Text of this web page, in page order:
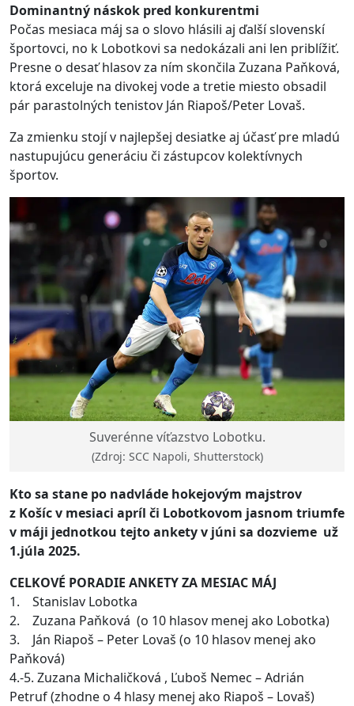
Dominantný náskok pred konkurentmi
Počas mesiaca máj sa o slovo hlásili aj ďalší slovenskí
športovci, no k Lobotkovi sa nedokázali ani len priblížiť.
Presne o desať hlasov za ním skončila Zuzana Paňková,
ktorá exceluje na divokej vode a tretie miesto obsadil
pár parastolných tenistov Ján Riapoš/Peter Lovaš.
Za zmienku stojí v najlepšej desiatke aj účasť pre mladú
nastupujúcu generáciu či zástupcov kolektívnych
športov.
Suverénne víťazstvo Lobotku.
(Zdroj: SCC Napoli, Shutterstock)
Kto sa stane po nadvláde hokejovým majstrov
z Košíc v mesiaci apríl či Lobotkovom jasnom triumfe
v máji jednotkou tejto ankety v júni sa dozvieme už
1.júla 2025.
CELKOVÉ PORADIE ANKETY ZA MESIAC MÁJ
1. Stanislav Lobotka
2. Zuzana Paňková (o 10 hlasov menej ako Lobotka)
3. Ján Riapoš – Peter Lovaš (o 10 hlasov menej ako
Paňková)
4.-5. Zuzana Michaličková , Ľuboš Nemec – Adrián
Petruf (zhodne o 4 hlasy menej ako Riapoš – Lovaš)